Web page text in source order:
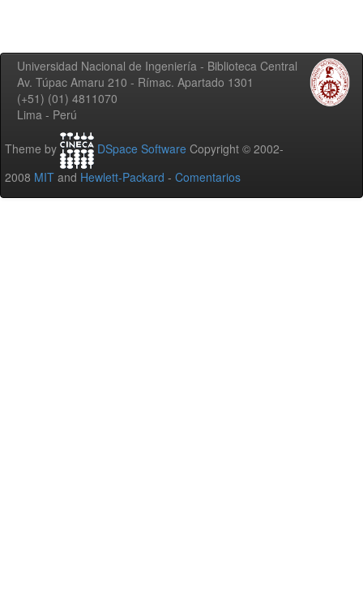
Universidad Nacional de Ingeniería - Biblioteca Central
Av. Túpac Amaru 210 - Rímac. Apartado 1301
(+51) (01) 4811070
Lima - Perú
Theme by DSpace Software Copyright © 2002-
2008 MIT and Hewlett-Packard - Comentarios